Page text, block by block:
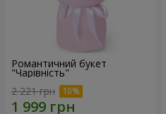
Романтичний букет
"Чарівність"
2 221 грн